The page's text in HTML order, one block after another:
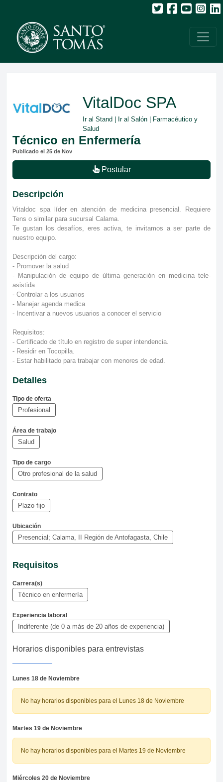
VitalDoc SPA
Ir al Stand Ir al Salón| Farmacéutico y
Salud
Técnico en Enfermería
Publicado el 25 de Nov
Postular
Descripción
Vitaldoc spa líder en atención de medicina presencial. Requiere
Tens o similar para sucursal Calama.
Te gustan los desafíos, eres activa, te invitamos a ser parte de
nuestro equipo.
Descripción del cargo:
- Promover la salud
- Manipulación de equipo de última generación en medicina tele-
asistida
- Controlar a los usuarios
- Manejar agenda medica
- Incentivar a nuevos usuarios a conocer el servicio
Requisitos:
- Certificado de título en registro de super intendencia.
- Residir en Tocopilla.
- Estar habilitado para trabajar con menores de edad.
Detalles
Tipo de oferta
Profesional
Área de trabajo
Salud
Tipo de cargo
Otro profesional de la salud
Contrato
Plazo fijo
Ubicación
Presencial; Calama, II Región de Antofagasta, Chile
Requisitos
Carrera(s)
Técnico en enfermería
Experiencia laboral
Indiferente (de 0 a más de 20 años de experiencia)
Horarios disponibles para entrevistas
Lunes 18 de Noviembre
No hay horarios disponibles para el Lunes 18 de Noviembre
Martes 19 de Noviembre
No hay horarios disponibles para el Martes 19 de Noviembre
Miércoles 20 de Noviembre